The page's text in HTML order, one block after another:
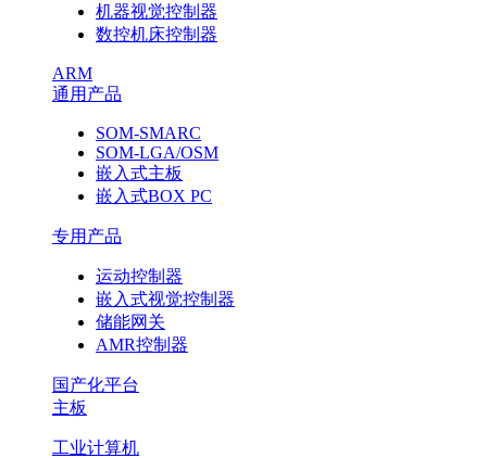
机器视觉控制器
数控机床控制器
ARM
通用产品
SOM-SMARC
SOM-LGA/OSM
嵌入式主板
嵌入式BOX PC
专用产品
运动控制器
嵌入式视觉控制器
储能网关
AMR控制器
国产化平台
主板
工业计算机